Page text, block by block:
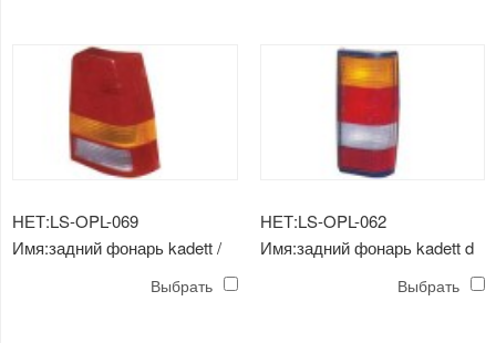
НЕТ:LS-OPL-069
Имя:задний фонарь kadett /
Выбрать
НЕТ:LS-OPL-062
Имя:задний фонарь kadett d
Выбрать